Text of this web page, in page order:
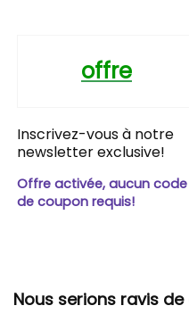
offre
Inscrivez-vous à notre
newsletter exclusive!
Offre activée, aucun code
de coupon requis!
Nous serions ravis